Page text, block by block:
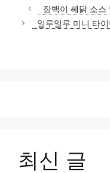
잠백이 쎄닭 소스
일루일루 미니 타
최신 글